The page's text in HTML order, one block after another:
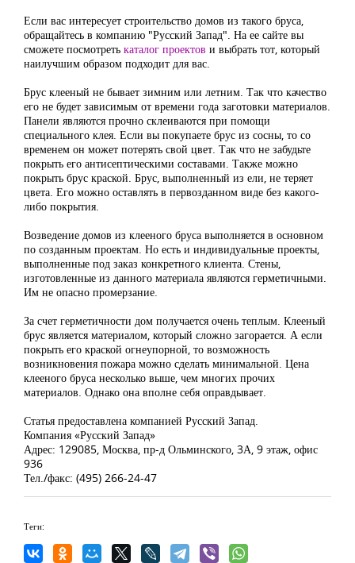
Если вас интересует строительство домов из такого бруса,
обращайтесь в компанию "Русский Запад". На ее сайте вы
сможете посмотреть каталог проектов и выбрать тот, который
наилучшим образом подходит для вас.
Брус клееный не бывает зимним или летним. Так что качество
его не будет зависимым от времени года заготовки материалов.
Панели являются прочно склеиваются при помощи
специального клея. Если вы покупаете брус из сосны, то со
временем он может потерять свой цвет. Так что не забудьте
покрыть его антисептическими составами. Также можно
покрыть брус краской. Брус, выполненный из ели, не теряет
цвета. Его можно оставлять в первозданном виде без какого-
либо покрытия.
Возведение домов из клееного бруса выполняется в основном
по созданным проектам. Но есть и индивидуальные проекты,
выполненные под заказ конкретного клиента. Стены,
изготовленные из данного материала являются герметичными.
Им не опасно промерзание.
За счет герметичности дом получается очень теплым. Клееный
брус является материалом, который сложно загорается. А если
покрыть его краской огнеупорной, то возможность
возникновения пожара можно сделать минимальной. Цена
клееного бруса несколько выше, чем многих прочих
материалов. Однако она вполне себя оправдывает.
Статья предоставлена компанией Русский Запад.
Компания «Русский Запад»
Адрес: 129085, Москва, пр-д Ольминского, 3А, 9 этаж, офис
936
Тел./факс: (495) 266-24-47
Теги: